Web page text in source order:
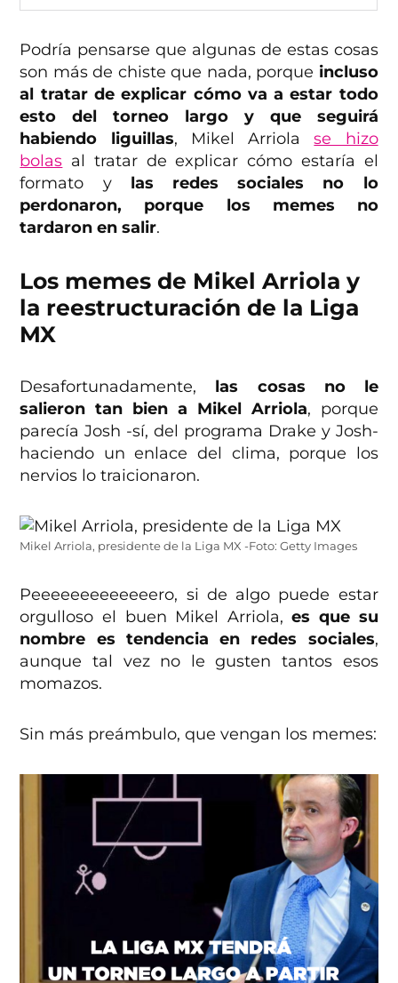
Podría pensarse que algunas de estas cosas
son más de chiste que nada, porque incluso
al tratar de explicar cómo va a estar todo
esto del torneo largo y que seguirá
habiendo liguillas, Mikel Arriolase hizo
bolas al tratar de explicar cómo estaría el
formato y las redes sociales no lo
perdonaron, porque los memes no
tardaron en salir.
Los memes de Mikel Arriola y
la reestructuración de la Liga
MX
Desafortunadamente, las cosas no le
salieron tan bien a Mikel Arriola, porque
parecía Josh -sí, del programa Drake y Josh-
haciendo un enlace del clima, porque los
nervios lo traicionaron.
Mikel Arriola, presidente de la Liga MX -Foto: Getty Images
Peeeeeeeeeeeeero, si de algo puede estar
orgulloso el buen Mikel Arriola,es que su
nombre es tendencia en redes sociales,
aunque tal vez no le gusten tantos esos
momazos.
Sin más preámbulo, que vengan los memes: